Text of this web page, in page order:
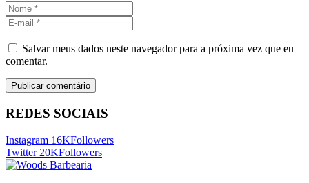
Salvar meus dados neste navegador para a próxima vez que eu
comentar.
REDES SOCIAIS
Instagram 16KFollowers
Twitter 20KFollowers